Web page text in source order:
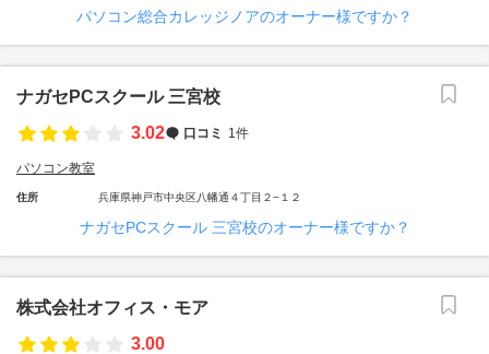
パソコン総合カレッジノアのオーナー様ですか？
ナガセPCスクール 三宮校
3.02
口コミ 1件
パソコン教室
住所 兵庫県神戸市中央区八幡通４丁目２−１２
ナガセPCスクール 三宮校のオーナー様ですか？
株式会社オフィス・モア
3.00